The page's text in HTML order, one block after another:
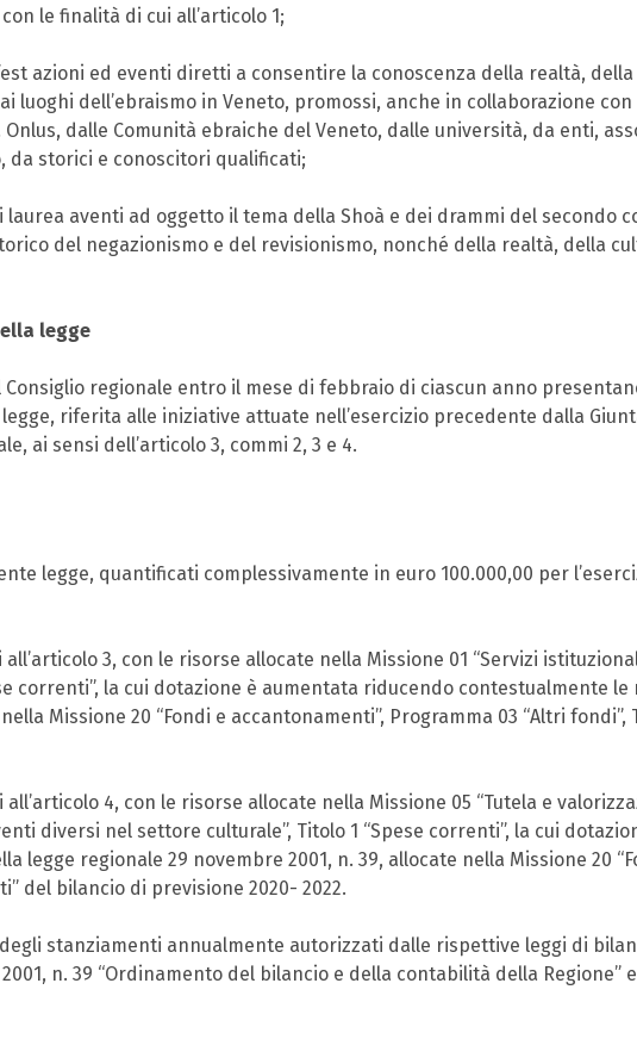
le finalità di cui all’articolo 1;
azioni ed eventi diretti a consentire la conoscenza della realtà,
dell’ebraismo in Veneto, promossi, anche in collaborazione con
Onlus, dalle Comunità ebraiche del Veneto, dalle università, da enti,
da storici e conoscitori qualificati;
aventi ad oggetto il tema della Shoà e dei drammi del secondo
del negazionismo e del revisionismo, nonché della realtà, della
legge
Consiglio regionale entro il mese di febbraio di ciascun anno
riferita alle iniziative attuate nell’esercizio precedente dalla
ai sensi dell’articolo 3, commi 2, 3 e 4.
legge, quantificati complessivamente in euro 100.000,00 per
3, con le risorse allocate nella Missione 01 “Servizi
correnti”, la cui dotazione è aumentata riducendo contestualmente
Missione 20 “Fondi e accantonamenti”, Programma 03 “Altri fondi”,
4, con le risorse allocate nella Missione 05 “Tutela e
diversi nel settore culturale”, Titolo 1 “Spese correnti”, la cui
legge regionale 29 novembre 2001, n. 39, allocate nella Missione 20
del bilancio di previsione 2020- 2022.
stanziamenti annualmente autorizzati dalle rispettive leggi di
n. 39 “Ordinamento del bilancio e della contabilità della Regione”